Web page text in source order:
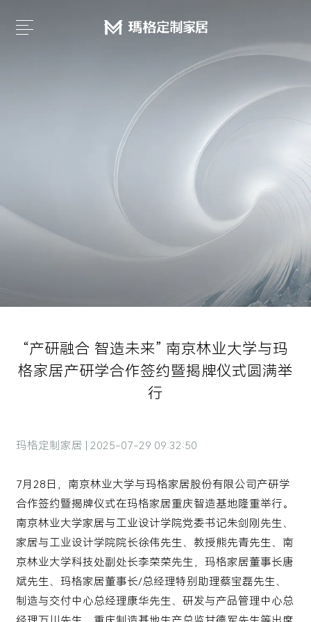
“产研融合 智造未来” 南京林业大学与玛
格家居产研学合作签约暨揭牌仪式圆满举
行
玛格定制家居 | 2025-07-29 09:32:50
7月28日，南京林业大学与玛格家居股份有限公司产研学
合作签约暨揭牌仪式在玛格家居重庆智造基地隆重举行。
南京林业大学家居与工业设计学院党委书记朱剑刚先生、
家居与工业设计学院院长徐伟先生、教授熊先青先生、南
京林业大学科技处副处长李荣荣先生，玛格家居董事长唐
斌先生、玛格家居董事长/总经理特别助理蔡宝磊先生、
制造与交付中心总经理康华先生、研发与产品管理中心总